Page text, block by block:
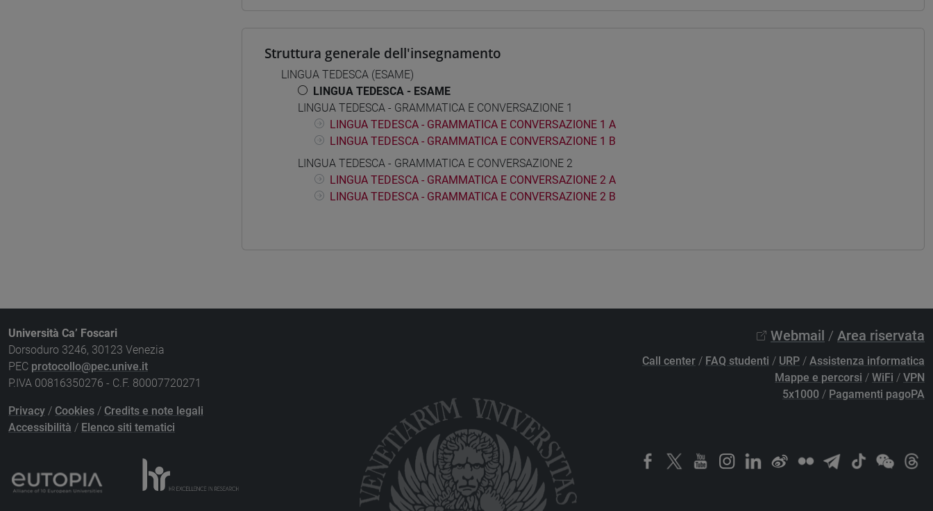
Struttura generale dell'insegnamento
LINGUA TEDESCA (ESAME)
LINGUA TEDESCA - ESAME
LINGUA TEDESCA - GRAMMATICA E CONVERSAZIONE 1
LINGUA TEDESCA - GRAMMATICA E CONVERSAZIONE 1 A
LINGUA TEDESCA - GRAMMATICA E CONVERSAZIONE 1 B
LINGUA TEDESCA - GRAMMATICA E CONVERSAZIONE 2
LINGUA TEDESCA - GRAMMATICA E CONVERSAZIONE 2 A
LINGUA TEDESCA - GRAMMATICA E CONVERSAZIONE 2 B
Università Ca’ Foscari
Dorsoduro 3246, 30123 Venezia
PEC protocollo@pec.unive.it
P.IVA 00816350276 - C.F. 80007720271
Privacy / Cookies / Credits e note legali
Accessibilità / Elenco siti tematici
Webmail / Area riservata
Call center / FAQ studenti / URP / Assistenza informatica
Mappe e percorsi / WiFi / VPN
5x1000 / Pagamenti pagoPA